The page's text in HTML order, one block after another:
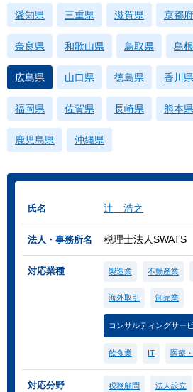
愛知県 三重県 滋賀県 京都府
奈良県 和歌山県 鳥取県 島
広島県 山口県 徳島県 香川県
福岡県 佐賀県 長崎県 熊本県
鹿児島県 沖縄県
氏名 辻 浩之
法人・事務所名 税理士法人SWATS
対応業種 製造業 不動産業
海外取引 卸売業
コンサルティングサー
飲食業 IT 医療
対応分野 税務顧問 法人設立